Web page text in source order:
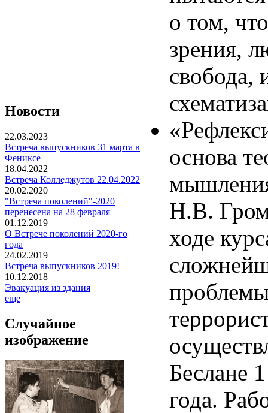
Новости
22.03.2023
Встреча выпускников 31 марта в
Фениксе
18.04.2022
Встреча Колледжутов 22.04.2022
20.02.2020
"Встреча поколений"-2020
перенесена на 28 февраля
01.12.2019
О Встрече поколений 2020-го
года
24.02.2019
Встреча выпускников 2019!
10.12.2018
Эвакуация из здания
еще
Случайное
изображение
о том,
зрения,
свобода,
основа
Н.В.
ходе
Беслане
года.